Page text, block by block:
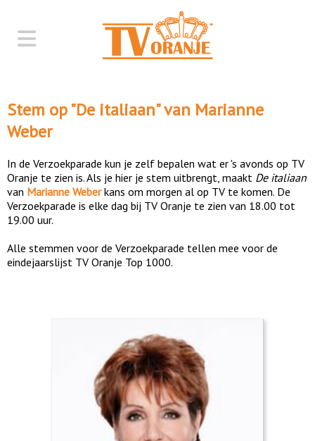
Stem op "De italiaan" van Marianne
Weber
In de Verzoekparade kun je zelf bepalen wat er 's avonds op TV
Oranje te zien is. Als je hier je stem uitbrengt, maakt De italiaan
van Marianne Weberkans om morgen al op TV te komen. De
Verzoekparade is elke dag bij TV Oranje te zien van 18.00 tot
19.00 uur.
Alle stemmen voor de Verzoekparade tellen mee voor de
eindejaarslijst TV Oranje Top 1000.